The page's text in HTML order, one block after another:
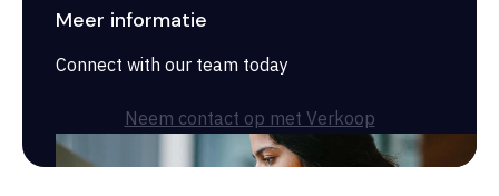
Meer informatie
Connect with our team today
Neem contact op met Verkoop